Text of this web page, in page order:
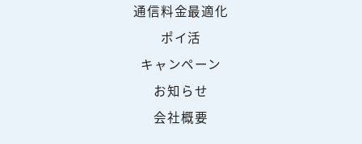
通信料金最適化
ポイ活
キャンペーン
お知らせ
会社概要